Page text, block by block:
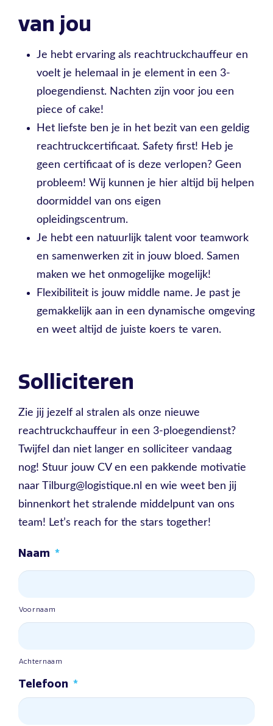
van jou
Je hebt ervaring als reachtruckchauffeur en
voelt je helemaal in je element in een 3-
ploegendienst. Nachten zijn voor jou een
piece of cake!
Het liefste ben je in het bezit van een geldig
reachtruckcertificaat. Safety first! Heb je
geen certificaat of is deze verlopen? Geen
probleem! Wij kunnen je hier altijd bij helpen
doormiddel van ons eigen
opleidingscentrum.
Je hebt een natuurlijk talent voor teamwork
en samenwerken zit in jouw bloed. Samen
maken we het onmogelijke mogelijk!
Flexibiliteit is jouw middle name. Je past je
gemakkelijk aan in een dynamische omgeving
en weet altijd de juiste koers te varen.
Solliciteren
Zie jij jezelf al stralen als onze nieuwe
reachtruckchauffeur in een 3-ploegendienst?
Twijfel dan niet langer en solliciteer vandaag
nog! Stuur jouw CV en een pakkende motivatie
naar Tilburg@logistique.nl en wie weet ben jij
binnenkort het stralende middelpunt van ons
team! Let’s reach for the stars together!
Naam *
Voornaam
Achternaam
Telefoon *